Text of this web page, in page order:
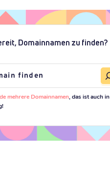
Domainnamen zu finden?
mehrere Domainnamen, das ist auch in